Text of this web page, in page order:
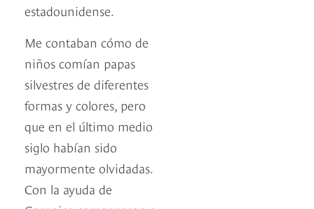
estadounidense.
Me contaban cómo de
niños comían papas
silvestres de diferentes
formas y colores, pero
que en el último medio
siglo habían sido
mayormente olvidadas.
Con la ayuda de